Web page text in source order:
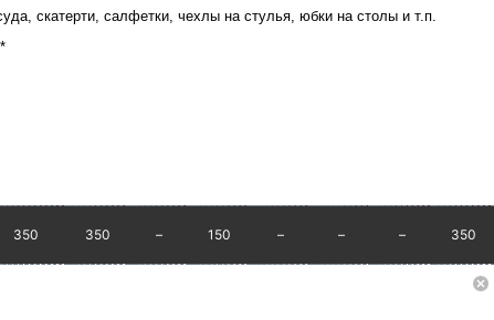
скатерти, салфетки, чехлы на стулья, юбки на столы и т.п.
350 350 – 150 – – – 350